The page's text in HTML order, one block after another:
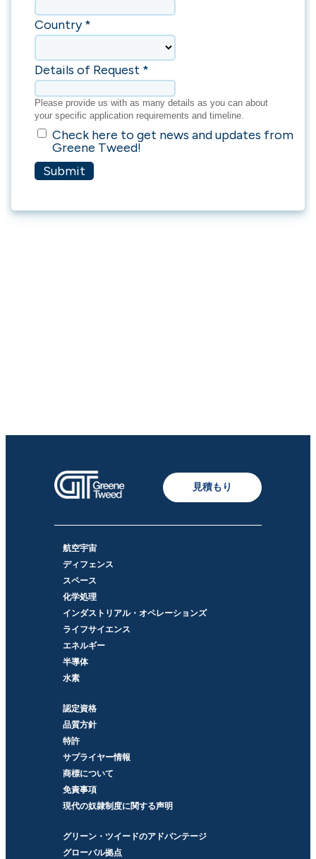
見積もり
航空宇宙
ディフェンス
スペース
化学処理
インダストリアル・オペレーションズ
ライフサイエンス
エネルギー
半導体
水素
認定資格
品質方針
特許
サプライヤー情報
商標について
免責事項
現代の奴隷制度に関する声明
グリーン・ツイードのアドバンテージ
グローバル拠点